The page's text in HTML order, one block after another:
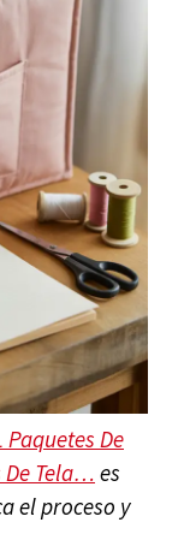
Paquetes De
De Tela… es
el proceso y